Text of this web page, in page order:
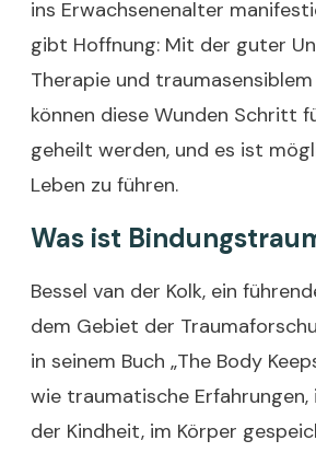
ins Erwachsenenalter
gibt Hoffnung: Mit der guter
Therapie und
können diese Wunden Schritt
geheilt werden, und es ist
Leben zu führen.
Was ist
Bessel van der Kolk, ein
dem Gebiet der
in seinem Buch „The Body
wie traumatische Erfahrungen,
der Kindheit, im Körper